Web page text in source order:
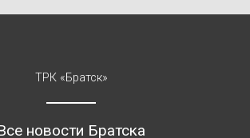
ТРК «Братск»
новости Братска